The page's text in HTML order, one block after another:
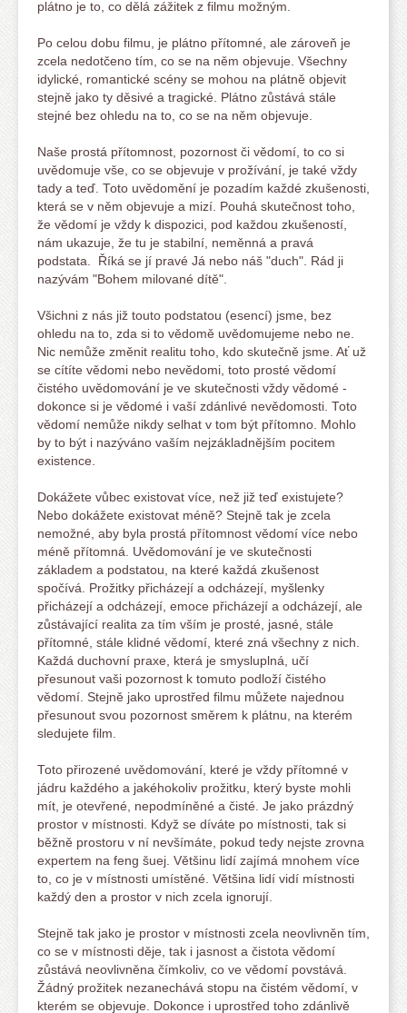
plátno je to, co dělá zážitek z filmu možným.
Po celou dobu filmu, je plátno přítomné, ale zároveň je
zcela nedotčeno tím, co se na něm objevuje. Všechny
idylické, romantické scény se mohou na plátně objevit
stejně jako ty děsivé a tragické. Plátno zůstává stále
stejné bez ohledu na to, co se na něm objevuje.
Naše prostá přítomnost, pozornost či vědomí, to co si
uvědomuje vše, co se objevuje v prožívání, je také vždy
tady a teď. Toto uvědomění je pozadím každé zkušenosti,
která se v něm objevuje a mizí. Pouhá skutečnost toho,
že vědomí je vždy k dispozici, pod každou zkušeností,
nám ukazuje, že tu je stabilní, neměnná a pravá
podstata. Říká se jí pravé Já nebo náš "duch". Rád ji
nazývám "Bohem milované dítě".
Všichni z nás již touto podstatou (esencí) jsme, bez
ohledu na to, zda si to vědomě uvědomujeme nebo ne.
Nic nemůže změnit realitu toho, kdo skutečně jsme. Ať už
se cítíte vědomi nebo nevědomi, toto prosté vědomí
čistého uvědomování je ve skutečnosti vždy vědomé -
dokonce si je vědomé i vaší zdánlivé nevědomosti. Toto
vědomí nemůže nikdy selhat v tom být přítomno. Mohlo
by to být i nazýváno vaším nejzákladnějším pocitem
existence.
Dokážete vůbec existovat více, než již teď existujete?
Nebo dokážete existovat méně? Stejně tak je zcela
nemožné, aby byla prostá přítomnost vědomí více nebo
méně přítomná. Uvědomování je ve skutečnosti
základem a podstatou, na které každá zkušenost
spočívá. Prožitky přicházejí a odcházejí, myšlenky
přicházejí a odcházejí, emoce přicházejí a odcházejí, ale
zůstávající realita za tím vším je prosté, jasné, stále
přítomné, stále klidné vědomí, které zná všechny z nich.
Každá duchovní praxe, která je smysluplná, učí
přesunout vaši pozornost k tomuto podloží čistého
vědomí. Stejně jako uprostřed filmu můžete najednou
přesunout svou pozornost směrem k plátnu, na kterém
sledujete film.
Toto přirozené uvědomování, které je vždy přítomné v
jádru každého a jakéhokoliv prožitku, který byste mohli
mít, je otevřené, nepodmíněné a čisté. Je jako prázdný
prostor v místnosti. Když se díváte po místnosti, tak si
běžně prostoru v ní nevšímáte, pokud tedy nejste zrovna
expertem na feng šuej. Většinu lidí zajímá mnohem více
to, co je v místnosti umístěné. Většina lidí vidí místnosti
každý den a prostor v nich zcela ignorují.
Stejně tak jako je prostor v místnosti zcela neovlivněn tím,
co se v místnosti děje, tak i jasnost a čistota vědomí
zůstává neovlivněna čímkoliv, co ve vědomí povstává.
Žádný prožitek nezanechává stopu na čistém vědomí, v
kterém se objevuje. Dokonce i uprostřed toho zdánlivě